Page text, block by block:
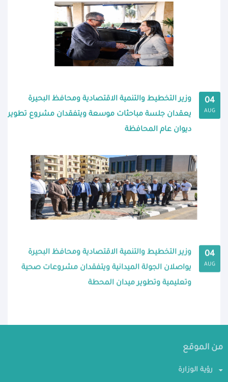
04
AUG
وزير التخطيط والتنمية الاقتصادية ومحافظ البحيرة
يعقدان جلسة مباحثات موسعة ويتفقدان مشروع تطوير
ديوان عام المحافظة
04
AUG
وزير التخطيط والتنمية الاقتصادية ومحافظ البحيرة
يواصلان الجولة الميدانية ويتفقدان مشروعات صحية
وتعليمية وتطوير ميدان المحطة
من الموقع
رؤية الوزارة